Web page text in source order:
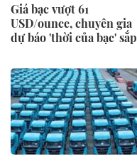
Giá bạc vượt 61
USD/ounce, chuyên gia
dự báo 'thời của bạc' sắp